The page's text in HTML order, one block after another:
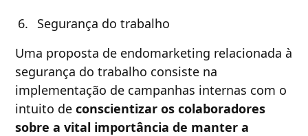
Segurança do trabalho
Uma proposta de endomarketing relacionada à
segurança do trabalho consiste na
implementação de campanhas internas com o
intuito deconscientizar os colaboradores
sobre a vital importância de manter a